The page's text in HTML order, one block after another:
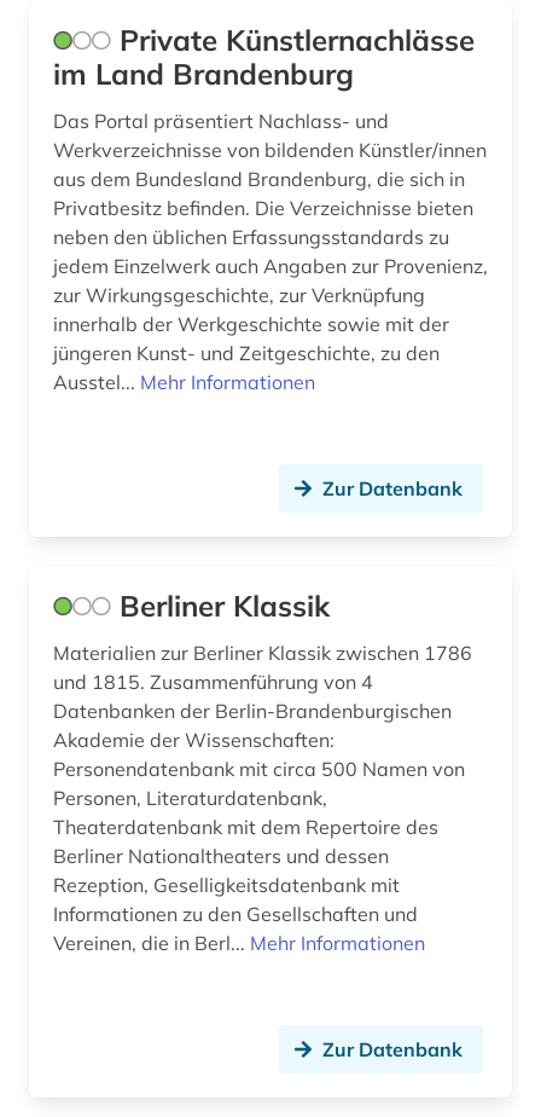
Private Künstlernachlässe
im Land Brandenburg
Das Portal präsentiert Nachlass- und
Werkverzeichnisse von bildenden Künstler/innen
aus dem Bundesland Brandenburg, die sich in
Privatbesitz befinden. Die Verzeichnisse bieten
neben den üblichen Erfassungsstandards zu
jedem Einzelwerk auch Angaben zur Provenienz,
zur Wirkungsgeschichte, zur Verknüpfung
innerhalb der Werkgeschichte sowie mit der
jüngeren Kunst- und Zeitgeschichte, zu den
Ausstel... Mehr Informationen
Zur Datenbank
Berliner Klassik
Materialien zur Berliner Klassik zwischen 1786
und 1815. Zusammenführung von 4
Datenbanken der Berlin-Brandenburgischen
Akademie der Wissenschaften:
Personendatenbank mit circa 500 Namen von
Personen, Literaturdatenbank,
Theaterdatenbank mit dem Repertoire des
Berliner Nationaltheaters und dessen
Rezeption, Geselligkeitsdatenbank mit
Informationen zu den Gesellschaften und
Vereinen, die in Berl... Mehr Informationen
Zur Datenbank